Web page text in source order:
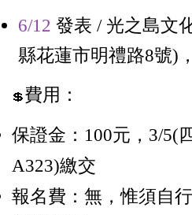
6/12 發表 / 光之島文
縣花蓮市明禮路8號)
💲費用：
保證金：100元，3/5(
A323)繳交
報名費：無，惟須自